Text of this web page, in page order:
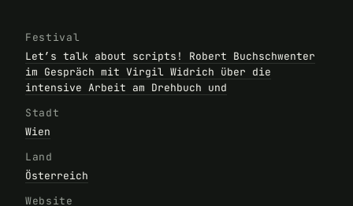
Festival
Let’s talk about scripts! Robert Buchschwenter
im Gespräch mit Virgil Widrich über die
intensive Arbeit am Drehbuch und
Stadt
Wien
Land
Österreich
Website